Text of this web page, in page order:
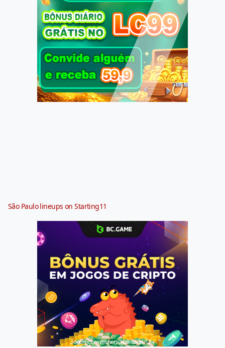
São Paulo lineups on Starting11
Jogue com responsabilidade. 18+